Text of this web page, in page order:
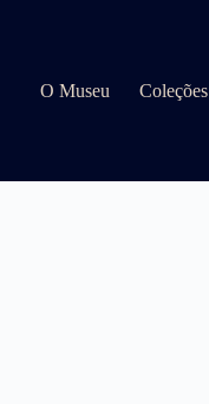
O Museu
Coleções